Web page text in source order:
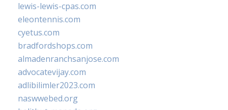
lewis-lewis-cpas.com
eleontennis.com
cyetus.com
bradfordshops.com
almadenranchsanjose.com
advocatevijay.com
adlibilimler2023.com
naswwebed.org